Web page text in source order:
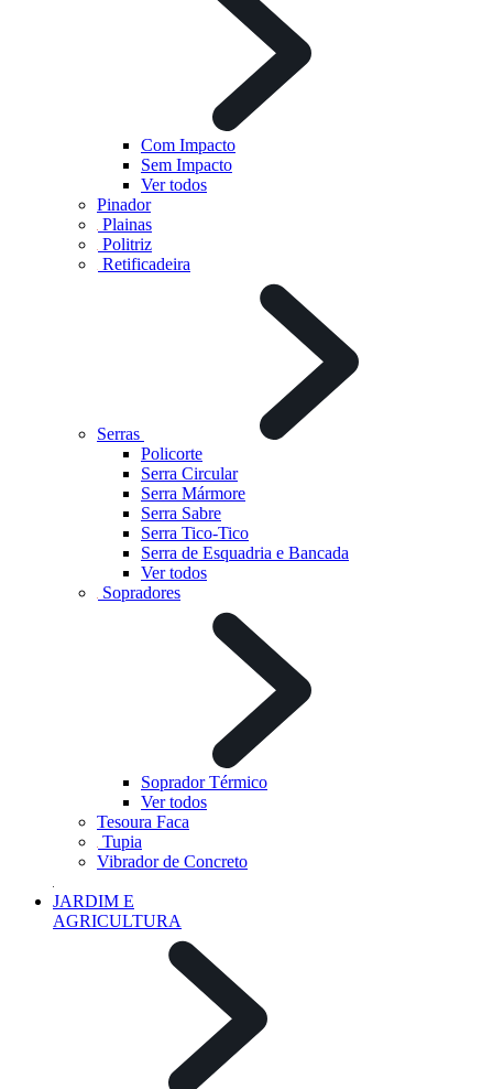
Com Impacto
Sem Impacto
Ver todos
Pinador
Plainas
Politriz
Retificadeira
Serras
Policorte
Serra Circular
Serra Mármore
Serra Sabre
Serra Tico-Tico
Serra de Esquadria e Bancada
Ver todos
Sopradores
Soprador Térmico
Ver todos
Tesoura Faca
Tupia
Vibrador de Concreto
JARDIM E
AGRICULTURA